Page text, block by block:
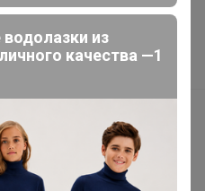
из
качества —1